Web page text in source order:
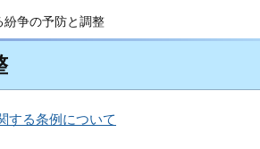
紛争の予防と調整
する条例について